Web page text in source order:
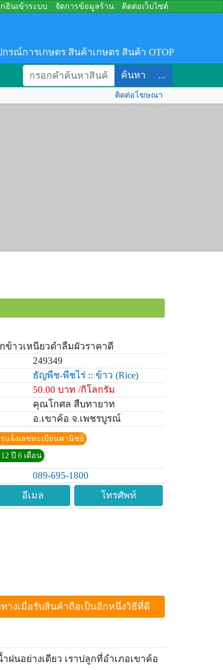
อินเข้าระบบ จัดการข้อมูลร้าน ติดต่อเว็บไซต์
ณ์การเกษตร สินค้าเกษตร สินค้า OTOP
ค้นหา ...
ติดต่อโฆษณา
ข้าวเหนียวดำลืมผัวราคาดี
249349
ธัญพืช-พืชไร่ :: ข้าว (Rice)
50.00 บาท /กิโลกรัม
คุณโกศล สืบทายาท
อ.เขาค้อ จ.เพชรบูรณ์
แจ้งเลขทะเบียนพานิชย์
ปี 6 เดือน
089-695-1800
อีเมล
โทรศัพท์
างเมื่อรับสินค้าถือเป็นอีกหนึ่งวิธีที่ดี
นอย่างเดียว เราปลูกที่อำเภอเขาค้อ